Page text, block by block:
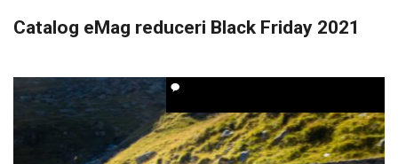
Catalog eMag reduceri Black Friday 2021